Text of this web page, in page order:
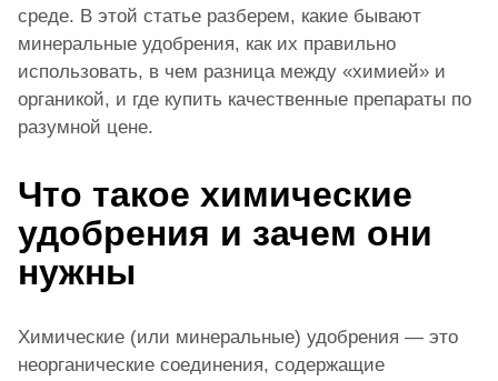
среде. В этой статье разберем, какие бывают
минеральные удобрения, как их правильно
использовать, в чем разница между «химией» и
органикой, и где купить качественные препараты по
разумной цене.
Что такое химические
удобрения и зачем они
нужны
Химические (или минеральные) удобрения — это
неорганические соединения, содержащие